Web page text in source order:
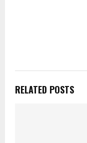
RELATED POSTS